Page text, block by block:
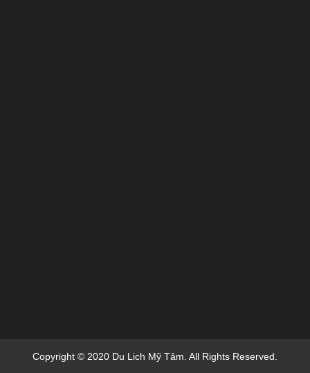
Copyright © 2020 Du Lich Mỹ Tâm. All Rights Reserved.